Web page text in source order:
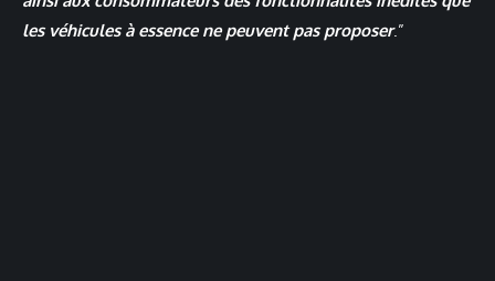
les véhicules à essence ne peuvent pas proposer.”